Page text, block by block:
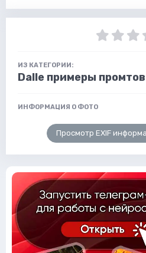
ИЗ КАТЕГОРИИ:
Dalle примеры промтов
ИНФОРМАЦИЯ О ФОТО
Просмотр EXIF